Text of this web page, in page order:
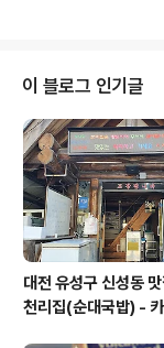
적으로 지원해주었다. 우
트업해서 보내주었더니
(凌宇慧) 26세, 남성속옷
난 성장을 거둔 학생창업
인터뷰를 섭외해주었고,
이 블로그 인기글
대전 유성구 신성동
천리집(순대국밥) -